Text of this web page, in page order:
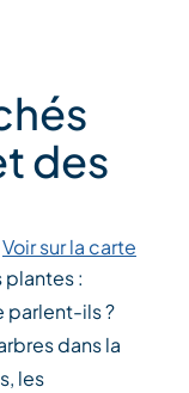
des
Voir sur la carte
:
parlent-ils ?
dans la
les